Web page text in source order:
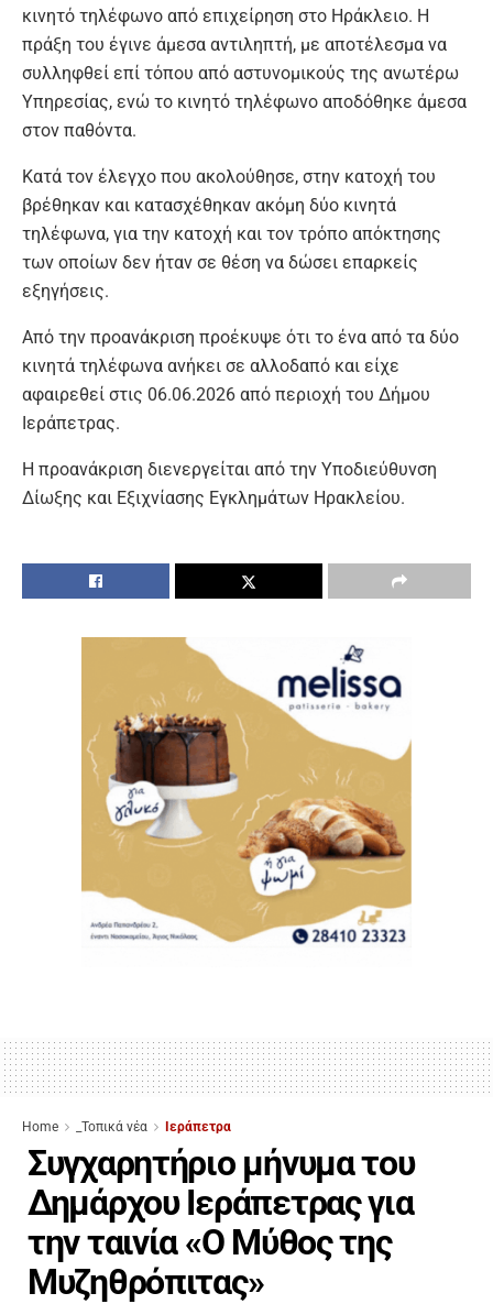
κινητό τηλέφωνο από επιχείρηση στο Ηράκλειο. Η
πράξη του έγινε άμεσα αντιληπτή, με αποτέλεσμα να
συλληφθεί επί τόπου από αστυνομικούς της ανωτέρω
Υπηρεσίας, ενώ το κινητό τηλέφωνο αποδόθηκε άμεσα
στον παθόντα.
Κατά τον έλεγχο που ακολούθησε, στην κατοχή του
βρέθηκαν και κατασχέθηκαν ακόμη δύο κινητά
τηλέφωνα, για την κατοχή και τον τρόπο απόκτησης
των οποίων δεν ήταν σε θέση να δώσει επαρκείς
εξηγήσεις.
Από την προανάκριση προέκυψε ότι το ένα από τα δύο
κινητά τηλέφωνα ανήκει σε αλλοδαπό και είχε
αφαιρεθεί στις 06.06.2026 από περιοχή του Δήμου
Ιεράπετρας.
Η προανάκριση διενεργείται από την Υποδιεύθυνση
Δίωξης και Εξιχνίασης Εγκλημάτων Ηρακλείου.
Home _Τοπικά νέα Ιεράπετρα
Συγχαρητήριο μήνυμα του
Δημάρχου Ιεράπετρας για
την ταινία «Ο Μύθος της
Μυζηθρόπιτας»